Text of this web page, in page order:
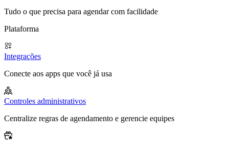
Tudo o que precisa para agendar com facilidade
Plataforma
Integrações
Conecte aos apps que você já usa
Controles administrativos
Centralize regras de agendamento e gerencie equipes